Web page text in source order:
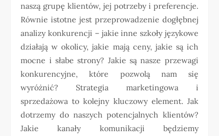
naszą grupę klientów, jej potrzeby i preferencje.
Równie istotne jest przeprowadzenie dogłębnej
analizy konkurencji – jakie inne szkoły językowe
działają w okolicy, jakie mają ceny, jakie są ich
mocne i słabe strony? Jakie są nasze przewagi
konkurencyjne, które pozwolą nam się
wyróżnić? Strategia marketingowa i
sprzedażowa to kolejny kluczowy element. Jak
dotrzemy do naszych potencjalnych klientów?
Jakie kanały komunikacji będziemy